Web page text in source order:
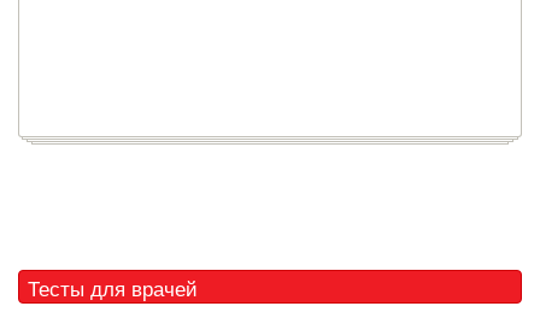
Тесты для врачей